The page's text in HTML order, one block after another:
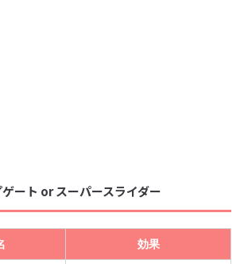
ート or スーパースライダー
効果